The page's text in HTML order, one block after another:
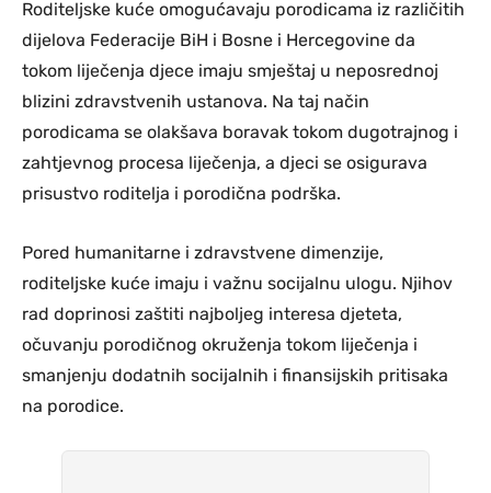
Roditeljske kuće omogućavaju porodicama iz različitih
dijelova Federacije BiH i Bosne i Hercegovine da
tokom liječenja djece imaju smještaj u neposrednoj
blizini zdravstvenih ustanova. Na taj način
porodicama se olakšava boravak tokom dugotrajnog i
zahtjevnog procesa liječenja, a djeci se osigurava
prisustvo roditelja i porodična podrška.
Pored humanitarne i zdravstvene dimenzije,
roditeljske kuće imaju i važnu socijalnu ulogu. Njihov
rad doprinosi zaštiti najboljeg interesa djeteta,
očuvanju porodičnog okruženja tokom liječenja i
smanjenju dodatnih socijalnih i finansijskih pritisaka
na porodice.